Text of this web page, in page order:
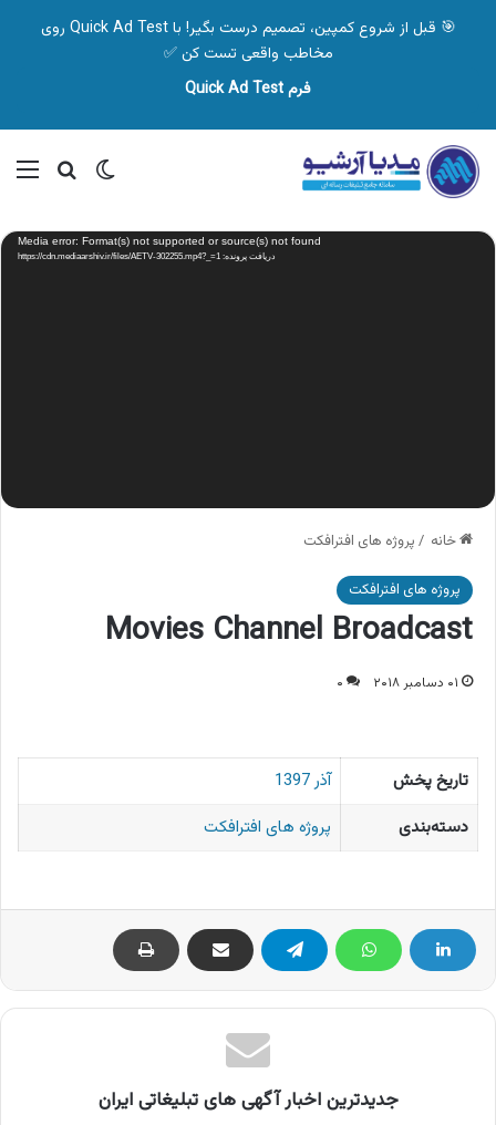
🎯 قبل از شروع کمپین، تصمیم درست بگیر! با Quick Ad Test روی
مخاطب واقعی تست کن ✅
فرم Quick Ad Test
تغییر پوسته
نمایشگر
ویدیو Media error: Format(s) not supported or source(s) not found
دریافت پرونده: https://cdn.mediaarshiv.ir/files/AETV-302255.mp4?_=1
خانه / پروژه های افترافکت
پروژه های افترافکت
Movies Channel Broadcast
۰۱ دسامبر ۲۰۱۸ ۰
تاریخ پخش
آذر 1397
دسته‌بندی
پروژه های افترافکت
جدیدترین اخبار آگهی های تبلیغاتی ایران